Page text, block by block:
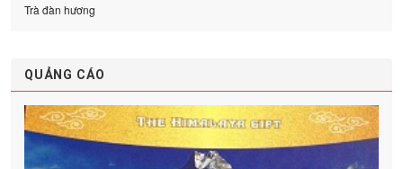
Trà đàn hương
QUẢNG CÁO